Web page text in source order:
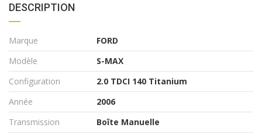
DESCRIPTION
Marque
FORD
Modèle
S-MAX
Configuration
2.0 TDCI 140 Titanium
Année
2006
Transmission
Boîte Manuelle